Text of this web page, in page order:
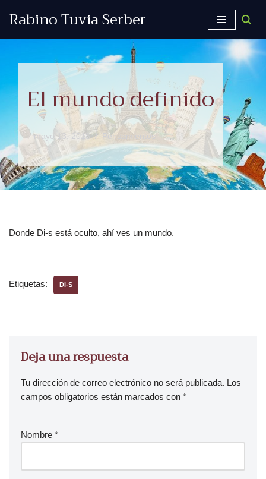
Rabino Tuvia Serber
El mundo definido
mayo 13, 2018 Pensamientos
Donde Di-s está oculto, ahí ves un mundo.
Etiquetas: DI-S
Deja una respuesta
Tu dirección de correo electrónico no será publicada. Los
campos obligatorios están marcados con *
Nombre *